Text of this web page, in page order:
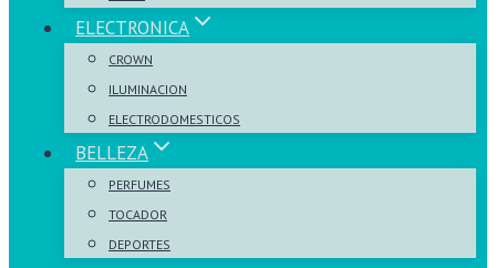
ELECTRONICA
CROWN
ILUMINACION
ELECTRODOMESTICOS
BELLEZA
PERFUMES
TOCADOR
DEPORTES